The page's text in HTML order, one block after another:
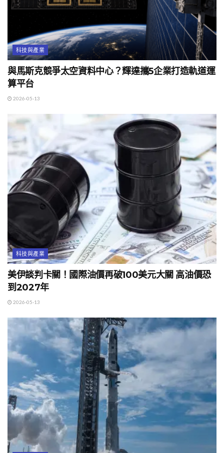
科技與產業
與馬斯克競爭太空資料中心？輝達攜5企業打造軌道運
算平台
2026-05-13
科技與產業
美伊談判卡關！國際油價再破100美元大關 高油價恐
到2027年
2026-05-13